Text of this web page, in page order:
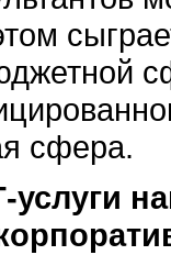
сфера.
услуги